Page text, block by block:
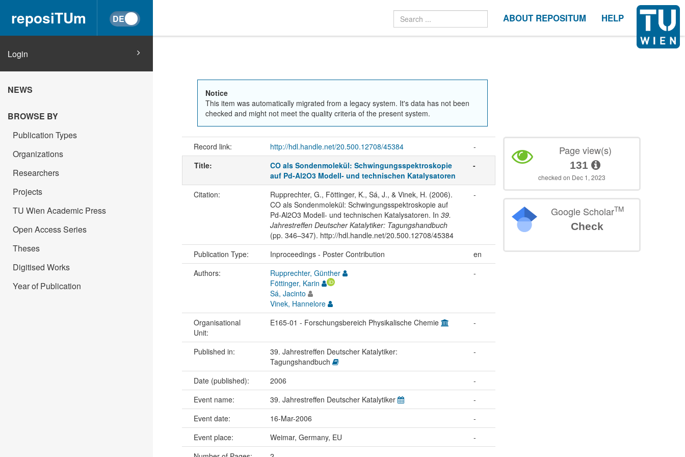
reposiTUm ABOUT REPOSITUM HELP
Login
NEWS
BROWSE BY
Publication Types
Organizations
Researchers
Projects
TU Wien Academic Press
Open Access Series
Theses
Digitised Works
Year of Publication
Notice
This item was automatically migrated from a legacy system. It's data has not been
checked and might not meet the quality criteria of the present system.
Record link: http://hdl.handle.net/20.500.12708/45384
-
Title:
CO als Sondenmolekül: Schwingungsspektroskopie
auf Pd-Al2O3 Modell- und technischen Katalysatoren
-
Citation:
Rupprechter, G., Föttinger, K., Sá, J., & Vinek, H. (2006).
CO als Sondenmolekül: Schwingungsspektroskopie auf
Pd-Al2O3 Modell- und technischen Katalysatoren. In 39.
Jahrestreffen Deutscher Katalytiker: Tagungshandbuch
(pp. 346–347). http://hdl.handle.net/20.500.12708/45384
-
Publication Type: Inproceedings - Poster Contribution
en
Authors:
Rupprechter, Günther
Föttinger, Karin
Sá, Jacinto
Vinek, Hannelore
-
Organisational
Unit:
E165-01 - Forschungsbereich Physikalische Chemie -
Published in:
39. Jahrestreffen Deutscher Katalytiker:
Tagungshandbuch
-
Date (published): 2006
-
Event name:
39. Jahrestreffen Deutscher Katalytiker
-
Event date:
16-Mar-2006
-
Event place:
Weimar, Germany, EU
-
Page view(s)
131
checked on Dec 1, 2023
Google ScholarTM
Check